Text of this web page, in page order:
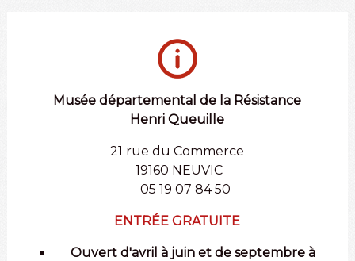
Musée départemental de la Résistance
Henri Queuille
21 rue du Commerce
19160 NEUVIC
05 19 07 84 50
ENTRÉE GRATUITE
Ouvert d'avril à juin et de septembre à